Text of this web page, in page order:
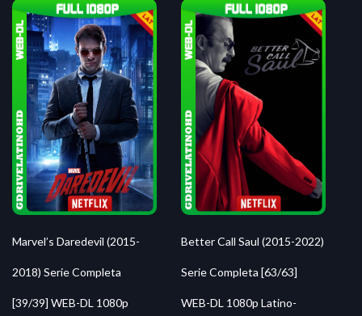
Marvel’s Daredevil (2015-
2018) Serie Completa
[39/39] WEB-DL 1080p
Better Call Saul (2015-2022)
Serie Completa [63/63]
WEB-DL 1080p Latino-